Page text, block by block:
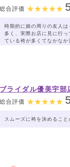
総合評価
時期的に娘の周りの友人
多く、実際お店に見に行
ている袴が多くてなかなか
ブライダル優美宇部
総合評価
スムーズに袴を決めること